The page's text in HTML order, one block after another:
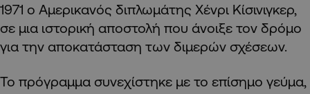
1971 ο Αμερικανός διπλωμάτης Χένρι Κίσινιγκερ,
σε μια ιστορική αποστολή που άνοιξε τον δρόμο
για την αποκατάσταση των διμερών σχέσεων.
Το πρόγραμμα συνεχίστηκε με το επίσημο γεύμα,